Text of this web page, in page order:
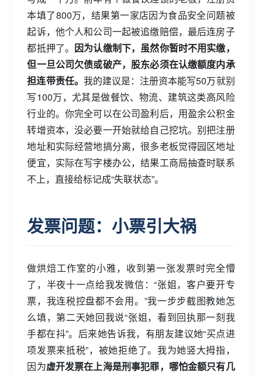
本填了800万，结果第一家店因为食品安全问题被
起诉，他个人和公司一起被追缴赔偿，最后连房子
都抵押了。 因为认缴制下，虽然你暂时不用实缴，
但一旦公司欠债或破产，股东必须在认缴额度内承
担连带责任。 我的建议是：注册资本能写50万就别
写100万，尤其是做餐饮、物流、建筑这类高风险
行业的。你完全可以在公司盈利后，用盈余公积金
转增资本，没必要一开始就给自己挖坑。别把注册
地址和实际经营地搞分离，很多老板觉得园区地址
便宜，实际在写字楼办公，结果工商局抽查时联系
不上，直接给标记成“失联状态”。
发票问题：小票引大祸
做烘焙工作室的小雅，收到第一张发票时完全懵
了，半夜十一点给我发微信：“张姐，客户要开专
票，我连税控盘都不会用。”我一步步截图教她怎
么填，第二天她回我说“张姐，看到回执那一刻我
手都在抖”。后来她告诉我，有朋友建议她“买点进
项发票来抵税”，被她拒绝了。我为她竖大拇指，
因为虚开发票在上海是刑事犯罪，哪怕金额只有几